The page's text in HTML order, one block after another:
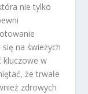
nie tylko
na świeżych
kluczowe w
że trwałe
zdrowych